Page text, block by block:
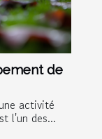
de
activité
l'un des...